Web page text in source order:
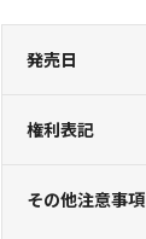
発売日
権利表記
その他注意事項